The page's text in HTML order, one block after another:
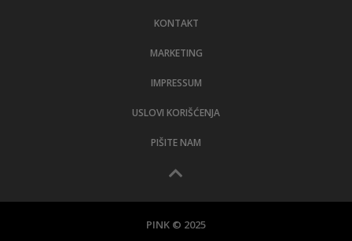
KONTAKT
MARKETING
IMPRESSUM
USLOVI KORIŠĆENJA
PIŠITE NAM
PINK © 2025